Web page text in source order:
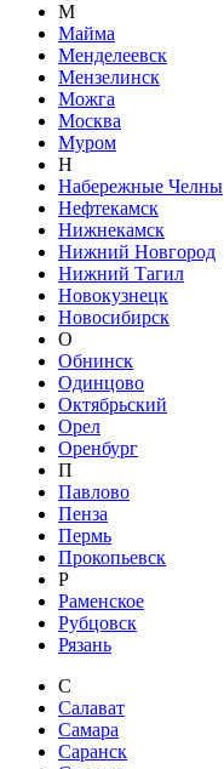
М
Майма
Менделеевск
Мензелинск
Можга
Москва
Муром
Н
Набережные Челны
Нефтекамск
Нижнекамск
Нижний Новгород
Нижний Тагил
Новокузнецк
Новосибирск
О
Обнинск
Одинцово
Октябрьский
Орел
Оренбург
П
Павлово
Пенза
Пермь
Прокопьевск
Р
Раменское
Рубцовск
Рязань
С
Салават
Самара
Саранск